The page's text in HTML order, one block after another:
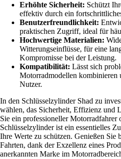
Erhöhte Sicherheit: Schützt
effektiv durch ein
Benutzerfreundlichkeit:
praktischen Zugriff, ideal für
Hochwertige Materialien:
Witterungseinflüsse, für eine
Kompromisse bei der Leistung.
Kompatibilität: Lässt sich
Motorradmodellen kombinieren
Nutzer.
In den Schlüsselzylinder Shad zu
wählen, das Sicherheit, Effizienz und
Sie ein professioneller Motorradfahrer
Schlüsselzylinder ist ein essentielles
Ihre Werte zu schützen. Genießen Sie
Fahrten, dank der Exzellenz eines
anerkannten Marke im